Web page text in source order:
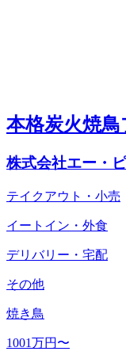
本格炭火焼
株式会社エー・
テイクアウト・小売
イートイン・外食
デリバリー・宅配
その他
焼き鳥
1001万円〜